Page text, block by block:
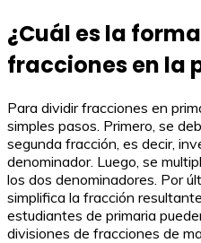
¿Cuál es la
fracciones en la
Para dividir fracciones en
simples pasos. Primero, se
segunda fracción, es decir,
denominador. Luego, se
los dos denominadores. Por
simplifica la fracción
estudiantes de primaria
divisiones de fracciones de